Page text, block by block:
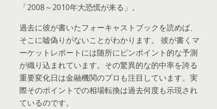
「2008～2010年大恐慌が来る」。
過去に彼が書いたフォーキャストブックを読めば、
そこに嘘偽りがないことがわかります。 彼が書くマ
ーケットレポートには随所にピンポイント的な予測
が織り込まれています。その驚異的な的中率を誇る
重要変化日は金融機関のプロも注目しています。実
際そのポイントでの相場転換は過去何度も示現され
ているのです。